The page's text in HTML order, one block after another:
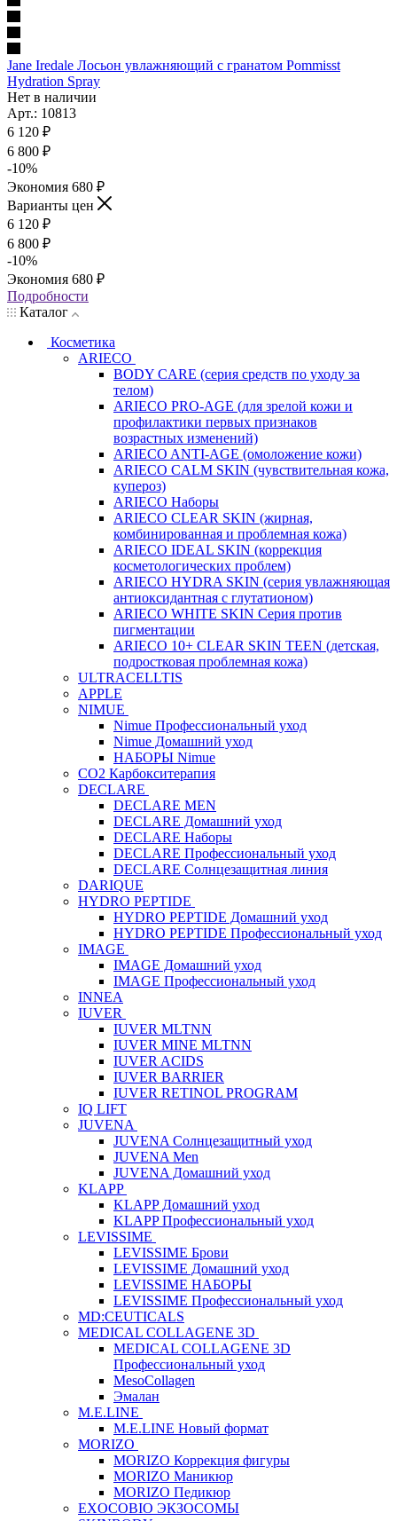
Jane Iredale Лосьон увлажняющий с гранатом Pommisst
Hydration Spray
Нет в наличии
Арт.: 10813
6 120 ₽
6 800 ₽
-10%
Экономия 680 ₽
Варианты цен
6 120 ₽
6 800 ₽
-10%
Экономия 680 ₽
Подробности
Каталог
Косметика
ARIECO
BODY CARE (серия средств по уходу за
телом)
ARIECO PRO-AGE (для зрелой кожи и
профилактики первых признаков
возрастных изменений)
ARIECO ANTI-AGE (омоложение кожи)
ARIECO CALM SKIN (чувствительная кожа,
купероз)
ARIECO Наборы
ARIECO CLEAR SKIN (жирная,
комбинированная и проблемная кожа)
ARIECO IDEAL SKIN (коррекция
косметологических проблем)
ARIECO HYDRA SKIN (серия увлажняющая
антиоксидантная с глутатионом)
ARIECO WHITE SKIN Серия против
пигментации
ARIECO 10+ CLEAR SKIN TEEN (детская,
подростковая проблемная кожа)
ULTRACELLTIS
APPLE
NIMUE
Nimue Профессиональный уход
Nimue Домашний уход
НАБОРЫ Nimue
CO2 Карбокситерапия
DECLARE
DECLARE MEN
DECLARE Домашний уход
DECLARE Наборы
DECLARE Профессиональный уход
DECLARE Солнцезащитная линия
DARIQUE
HYDRO PEPTIDE
HYDRO PEPTIDE Домашний уход
HYDRO PEPTIDE Профессиональный уход
IMAGE
IMAGE Домашний уход
IMAGE Профессиональный уход
INNEA
IUVER
IUVER MLTNN
IUVER MINE MLTNN
IUVER ACIDS
IUVER BARRIER
IUVER RETINOL PROGRAM
IQ LIFT
JUVENA
JUVENA Солнцезащитный уход
JUVENA Men
JUVENA Домашний уход
KLAPP
KLAPP Домашний уход
KLAPP Профессиональный уход
LEVISSIME
LEVISSIME Брови
LEVISSIME Домашний уход
LEVISSIME НАБОРЫ
LEVISSIME Профессиональный уход
MD:CEUTICALS
MEDICAL COLLAGENE 3D
MEDICAL COLLAGENE 3D
Профессиональный уход
MesoCollagen
Эмалан
M.E.LINE
M.E.LINE Новый формат
MORIZO
MORIZO Коррекция фигуры
MORIZO Маникюр
MORIZO Педикюр
EXOCOBIO ЭКЗОСОМЫ